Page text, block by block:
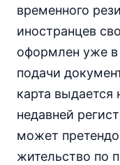
временного
иностранцев
оформлен уже в
подачи
карта выдается
недавней
может
жительство по